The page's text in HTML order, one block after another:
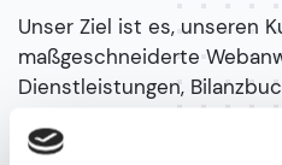
Unser Ziel ist es, unseren
maßgeschneiderte
Dienstleistungen,
individuellen